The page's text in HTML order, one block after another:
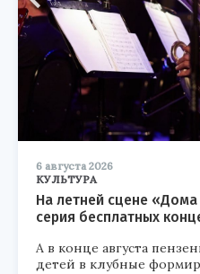
6 августа 2026
КУЛЬТУРА
На летней сцене
серия бесплатных
А в конце августа
детей в клубные